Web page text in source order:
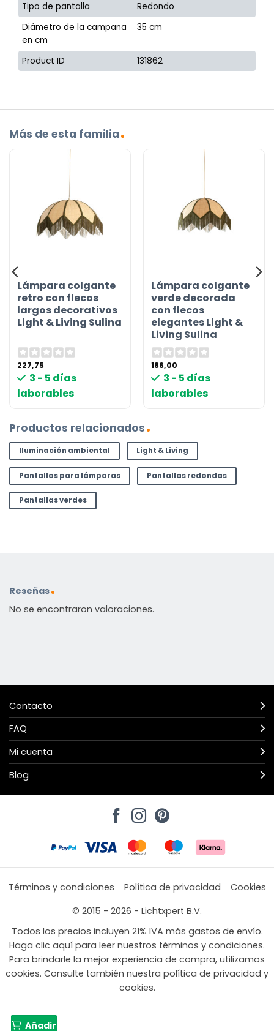
Tipo de pantalla
Redondo
Diámetro de la campana
en cm
35 cm
Product ID 131862
Más de esta familia
Lámpara colgante
retro con flecos
largos decorativos
Light & Living Sulina
227,75
3 - 5 días
laborables
Lámpara colgante
verde decorada
con flecos
elegantes Light &
Living Sulina
186,00
3 - 5 días
laborables
Productos relacionados
Iluminación ambiental Light & Living
Pantallas para lámparas Pantallas redondas
Pantallas verdes
Reseñas
No se encontraron valoraciones.
Contacto
FAQ
Mi cuenta
Blog
Términos y condiciones Política de privacidad
Cookies
© 2015 - 2026 - Lichtxpert B.V.
Todos los precios incluyen 21% IVA más gastos de envío.
Haga clic aquí para leer nuestros términos y condiciones.
Para brindarle la mejor experiencia de compra, utilizamos
cookies. Consulte también nuestra política de privacidad y
cookies.
Añadir